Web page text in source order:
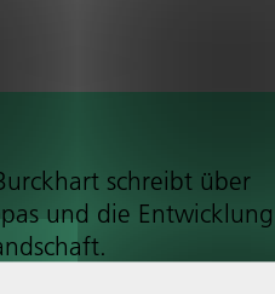
schreibt über
und die Ent­wick­lung